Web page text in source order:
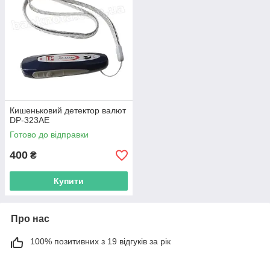
Кишеньковий детектор валют
DP-323AE
Готово до відправки
400 ₴
Купити
Про нас
100% позитивних з 19 відгуків за рік